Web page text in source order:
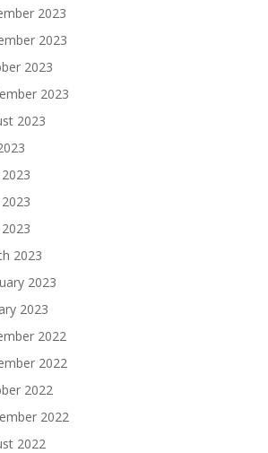
2023
2023
2023
2023
2023
2023
2023
2023
2022
2022
2022
2022
2022